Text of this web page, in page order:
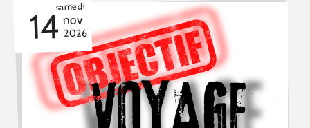
samedi
14 nov
2026